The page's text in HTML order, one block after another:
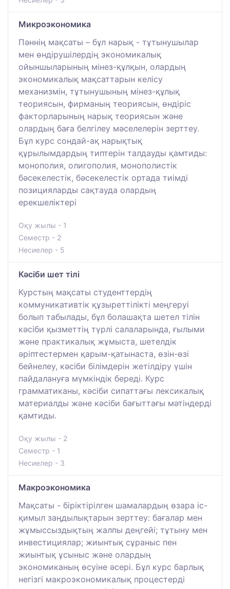
Микроэкономика
Пәннің мақсаты – бұл нарық - тұтынушылар
мен өндірушілердің экономикалық
ойыншыларының мінез-құлқын, олардың
экономикалық мақсаттарын келісу
механизмін, тұтынушының мінез-құлық
теориясын, фирманың теориясын, өндіріс
факторларының нарық теориясын және
олардың баға белгілеу мәселелерін зерттеу.
Бұл курс сондай-ақ нарықтық
құрылымдардың типтерін талдауды қамтиды:
монополия, олигополия, монополистік
бәсекелестік, бәсекелестік ортада тиімді
позицияларды сақтауда олардың
ерекшеліктері
Оқу жылы - 1
Семестр - 2
Несиелер - 5
Кәсіби шет тілі
Курстың мақсаты студенттердің
коммуникативтік құзыреттілікті меңгеруі
болып табылады, бұл болашақта шетел тілін
кәсіби қызметтің түрлі салаларында, ғылыми
және практикалық жұмыста, шетелдік
әріптестермен қарым-қатынаста, өзін-өзі
бейнелеу, кәсіби білімдерін жетілдіру үшін
пайдалануға мүмкіндік береді. Курс
грамматиканы, кәсіби сипаттағы лексикалық
материалды және кәсіби бағыттағы мәтіндерді
қамтиды.
Оқу жылы - 2
Семестр - 1
Несиелер - 3
Макроэкономика
Мақсаты - біріктірілген шамалардың өзара іс-
қимыл заңдылықтарын зерттеу: бағалар мен
жұмыссыздықтың жалпы деңгейі; тұтыну мен
инвестициялар; жиынтық сұраныс пен
жиынтық ұсыныс және олардың
экономиканың өсуіне әсері. Бұл курс барлық
негізгі макроэкономикалық процестерді